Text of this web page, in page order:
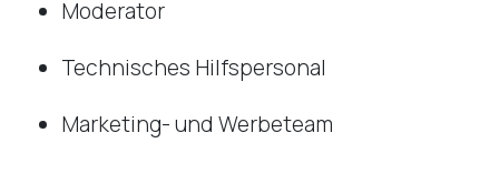
Moderator
Technisches Hilfspersonal
Marketing- und Werbeteam